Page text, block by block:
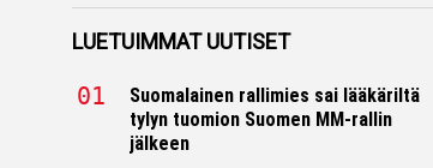
LUETUIMMAT UUTISET
Suomalainen rallimies sai lääkäriltä
tylyn tuomion Suomen MM-rallin
jälkeen